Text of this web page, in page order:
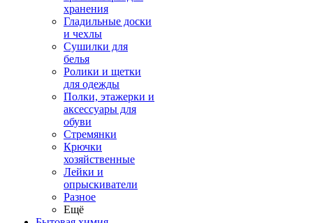
хранения
Гладильные доски
и чехлы
Сушилки для
белья
Ролики и щетки
для одежды
Полки, этажерки и
аксессуары для
обуви
Стремянки
Крючки
хозяйственные
Лейки и
опрыскиватели
Разное
Ещё